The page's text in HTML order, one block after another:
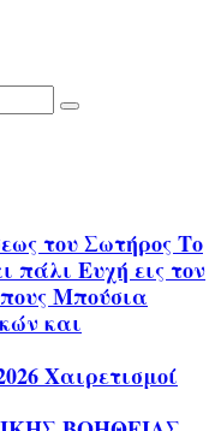
του Σωτήρος Το
πάλι Ευχή εις τον
Μπούσια
και
Χαιρετισμοί